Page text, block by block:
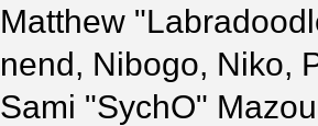
Matthew
nend, Nibogo, Niko,
Sami "SychO"